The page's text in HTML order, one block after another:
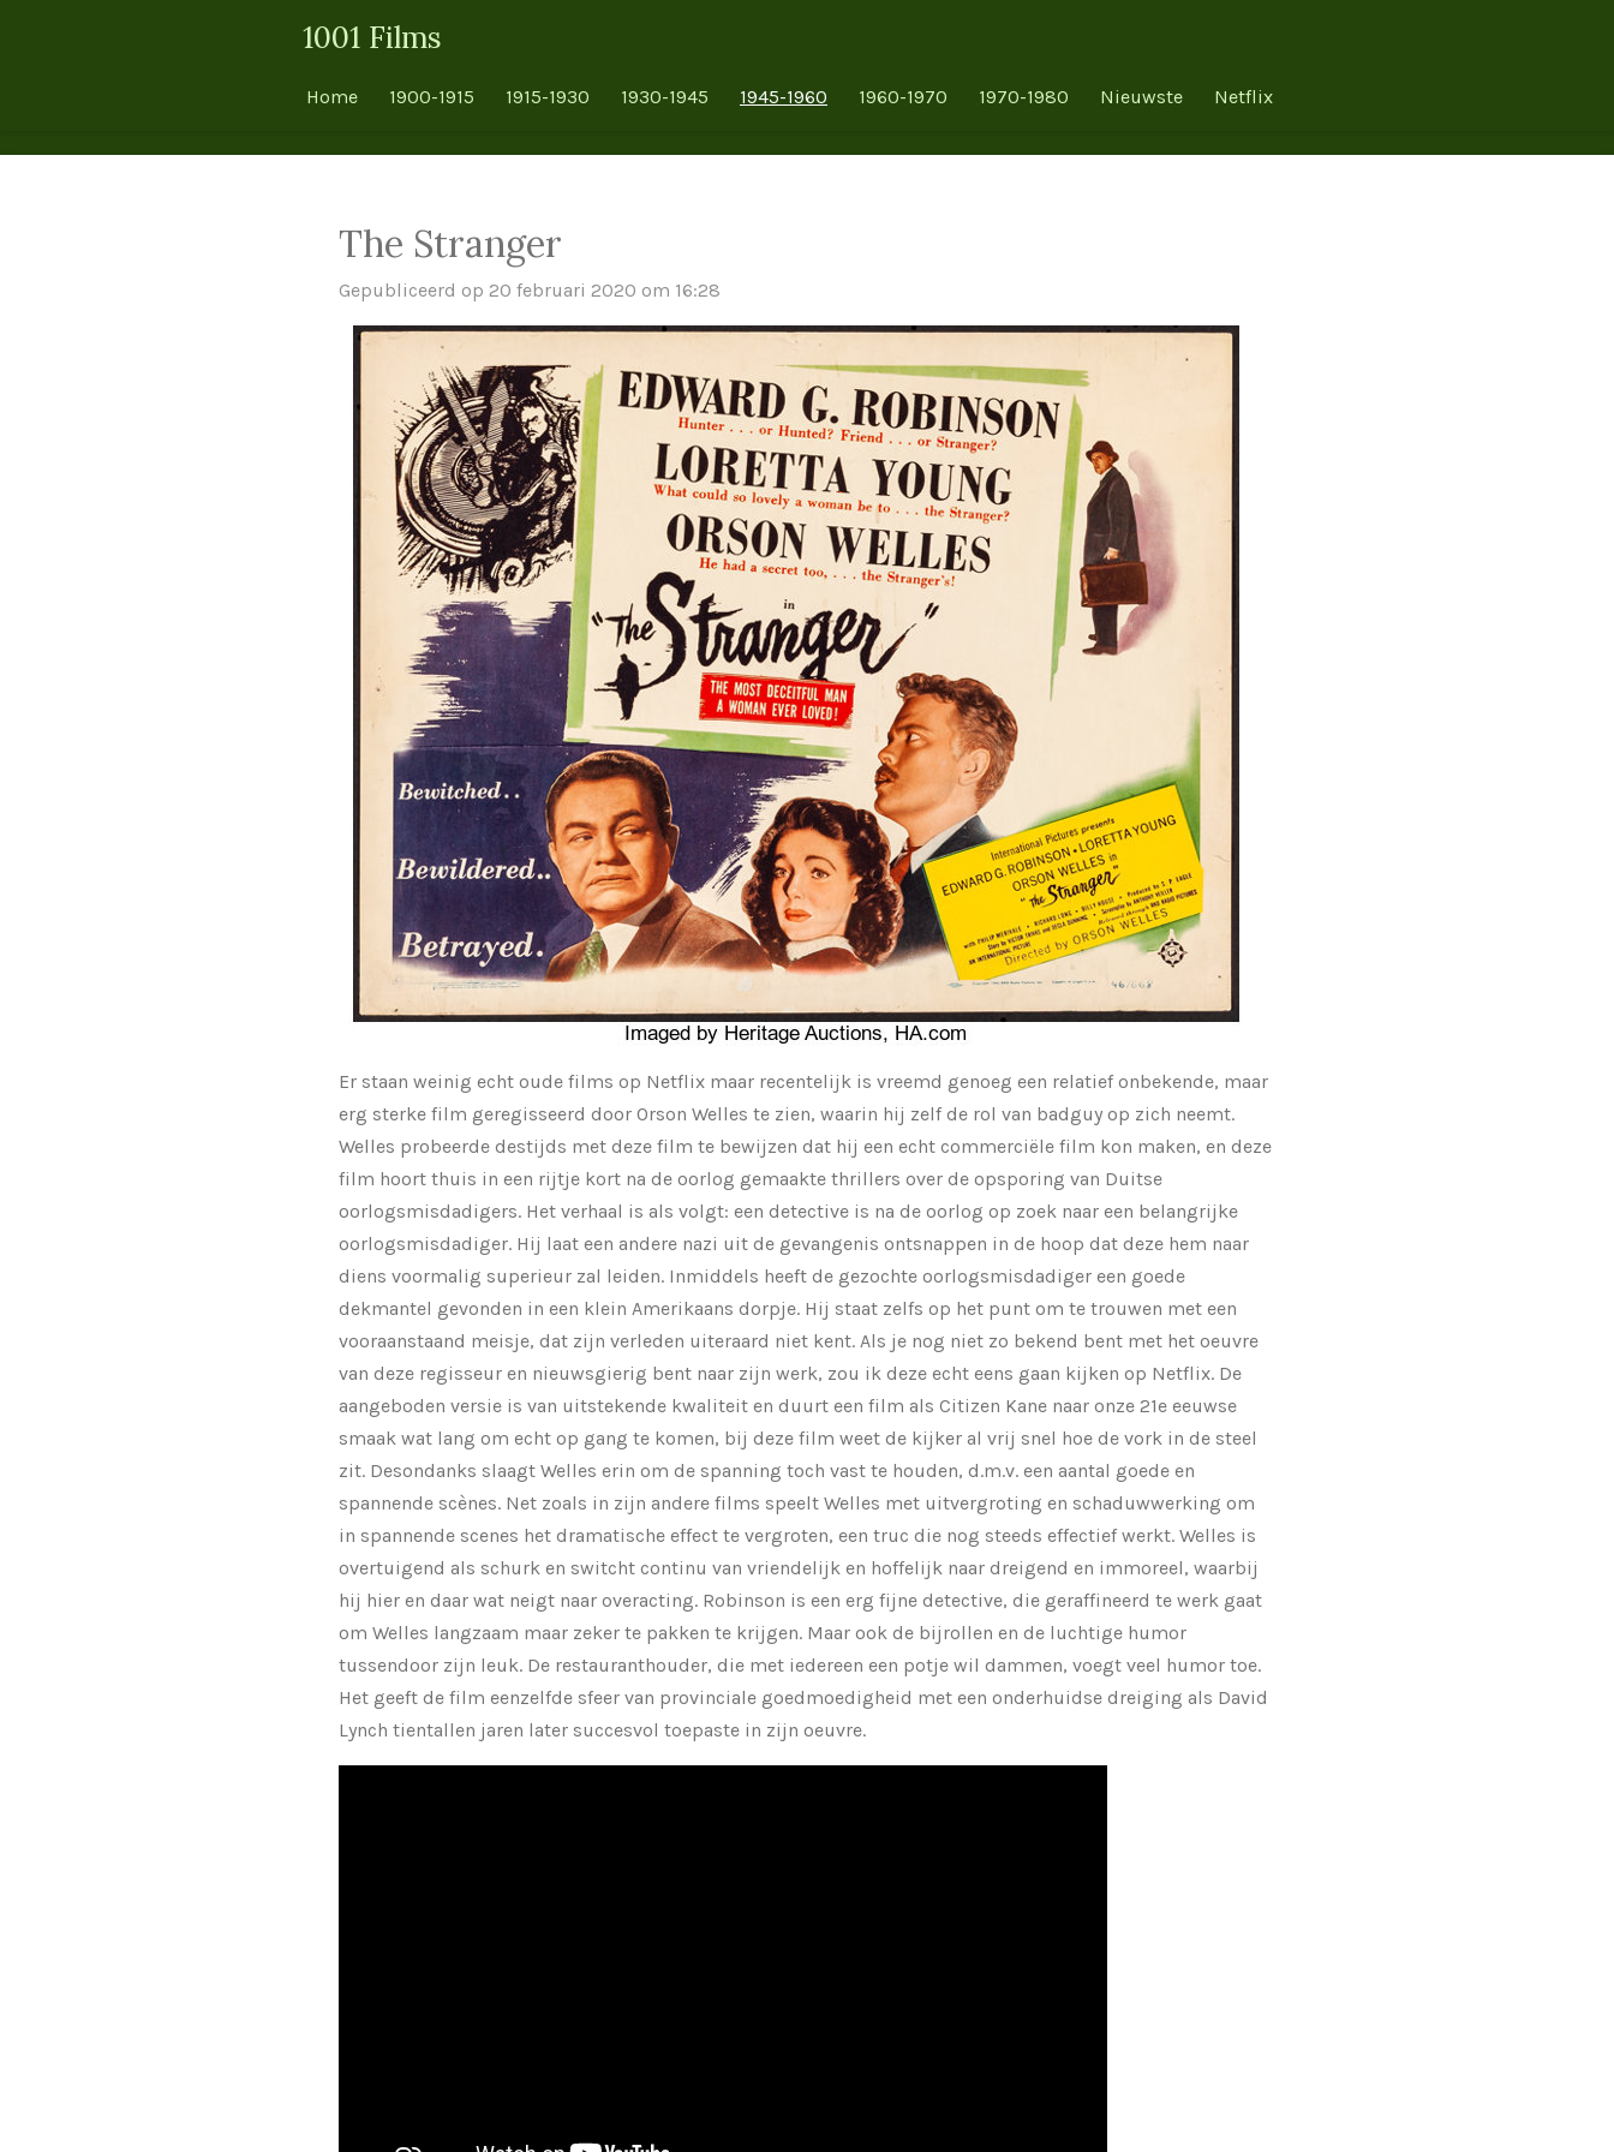
hoofdinhoud
1001 Films
Home 1900-1915 1915-1930 1930-1945 1945-1960 1960-1970 1970-1980 Nieuwste Netflix
The Stranger
Gepubliceerd op 20 februari 2020 om 16:28
Er staan weinig echt oude films op Netflix maar recentelijk is vreemd genoeg een relatief onbekende, maar
erg sterke film geregisseerd door Orson Welles te zien, waarin hij zelf de rol van badguy op zich neemt.
Welles probeerde destijds met deze film te bewijzen dat hij een echt commerciële film kon maken, en deze
film hoort thuis in een rijtje kort na de oorlog gemaakte thrillers over de opsporing van Duitse
oorlogsmisdadigers. Het verhaal is als volgt: een detective is na de oorlog op zoek naar een belangrijke
oorlogsmisdadiger. Hij laat een andere nazi uit de gevangenis ontsnappen in de hoop dat deze hem naar
diens voormalig superieur zal leiden. Inmiddels heeft de gezochte oorlogsmisdadiger een goede
dekmantel gevonden in een klein Amerikaans dorpje. Hij staat zelfs op het punt om te trouwen met een
vooraanstaand meisje, dat zijn verleden uiteraard niet kent. Als je nog niet zo bekend bent met het oeuvre
van deze regisseur en nieuwsgierig bent naar zijn werk, zou ik deze echt eens gaan kijken op Netflix. De
aangeboden versie is van uitstekende kwaliteit en duurt een film als Citizen Kane naar onze 21e eeuwse
smaak wat lang om echt op gang te komen, bij deze film weet de kijker al vrij snel hoe de vork in de steel
zit. Desondanks slaagt Welles erin om de spanning toch vast te houden, d.m.v. een aantal goede en
spannende scènes. Net zoals in zijn andere films speelt Welles met uitvergroting en schaduwwerking om
in spannende scenes het dramatische effect te vergroten, een truc die nog steeds effectief werkt. Welles is
overtuigend als schurk en switcht continu van vriendelijk en hoffelijk naar dreigend en immoreel, waarbij
hij hier en daar wat neigt naar overacting. Robinson is een erg fijne detective, die geraffineerd te werk gaat
om Welles langzaam maar zeker te pakken te krijgen. Maar ook de bijrollen en de luchtige humor
tussendoor zijn leuk. De restauranthouder, die met iedereen een potje wil dammen, voegt veel humor toe.
Het geeft de film eenzelfde sfeer van provinciale goedmoedigheid met een onderhuidse dreiging als David
Lynch tientallen jaren later succesvol toepaste in zijn oeuvre.